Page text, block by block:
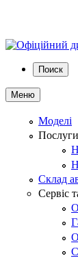
Поиск
Меню
Моделі
Послуги
Склад
Сервіс